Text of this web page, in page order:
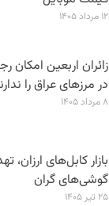
۱۲ مرداد ۱۴۰۵
زائران اربعین امکان
در مرزهای عراق را
۸ مرداد ۱۴۰۵
بازار کابل‌های ارزان،
گوشی‌های گران
۲۵ تیر ۱۴۰۵